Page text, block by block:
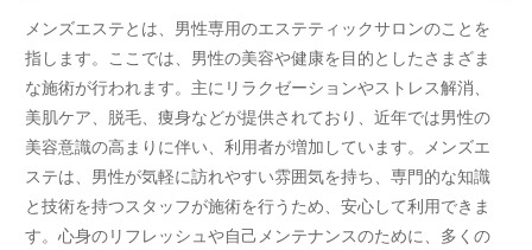
メンズエステとは、男性専用のエステティックサロンのことを
指します。ここでは、男性の美容や健康を目的としたさまざま
な施術が行われます。主にリラクゼーションやストレス解消、
美肌ケア、脱毛、痩身などが提供されており、近年では男性の
美容意識の高まりに伴い、利用者が増加しています。メンズエ
ステは、男性が気軽に訪れやすい雰囲気を持ち、専門的な知識
と技術を持つスタッフが施術を行うため、安心して利用できま
す。心身のリフレッシュや自己メンテナンスのために、多くの